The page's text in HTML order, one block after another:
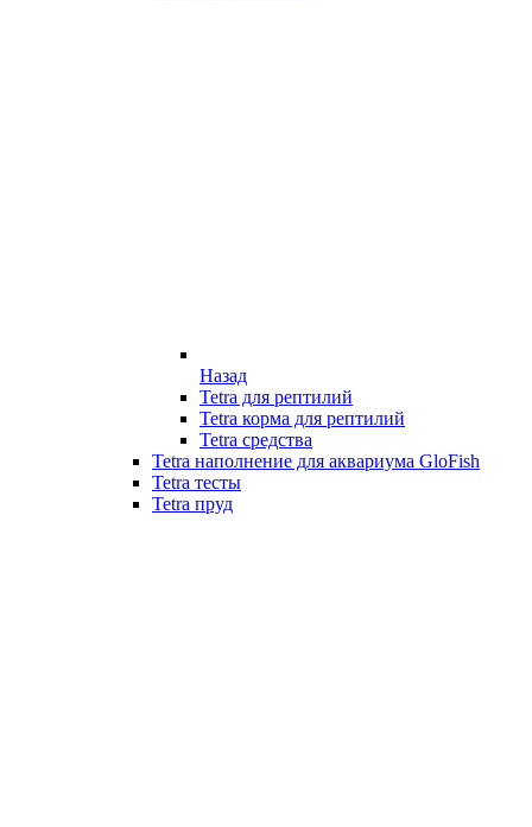
Назад
Tetra для рептилий
Tetra корма для рептилий
Tetra средства
Tetra наполнение для аквариума GloFish
Tetra тесты
Tetra пруд